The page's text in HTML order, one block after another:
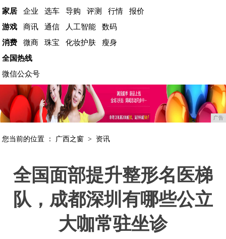
家居
企业 选车 导购 评测 行情
报价
游戏
商讯 通信 人工智能
数码
消费
微商 珠宝 化妆护肤
瘦身
全国热线
微信公众号
广告
您当前的位置 ： 广西之窗 > 资讯
全国面部提升整形名医梯
队，成都深圳有哪些公立
大咖常驻坐诊